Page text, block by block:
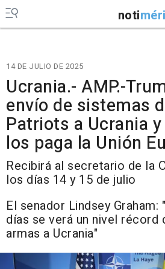
noti
14 DE JULIO DE 2025
Ucrania.- AMP.-
envío de sistemas
Patriots a Ucrania
los paga la Unión
Recibirá al secretario de la
los días 14 y 15 de julio
El senador Lindsey
días se verá un nivel récord
armas a Ucrania"